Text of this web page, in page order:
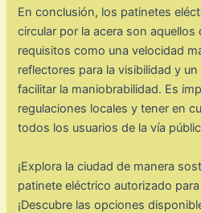
En conclusión, los patinetes
circular por la acera son aquellos
requisitos como una velocidad
reflectores para la visibilidad y
facilitar la maniobrabilidad. Es
regulaciones locales y tener en
todos los usuarios de la vía
¡Explora la ciudad de manera
patinete eléctrico autorizado
¡Descubre las opciones